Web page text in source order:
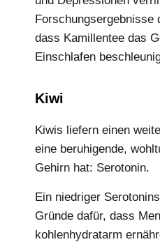
Forschungsergebnisse
dass Kamillentee das
Einschlafen
Kiwi
Kiwis liefern einen
eine beruhigende,
Gehirn hat: Serotonin.
Ein niedriger
Gründe dafür, dass
kohlenhydratarm